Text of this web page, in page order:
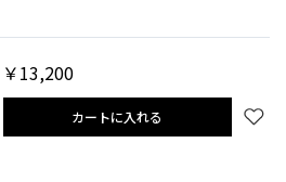
￥13,200
カートに入れる